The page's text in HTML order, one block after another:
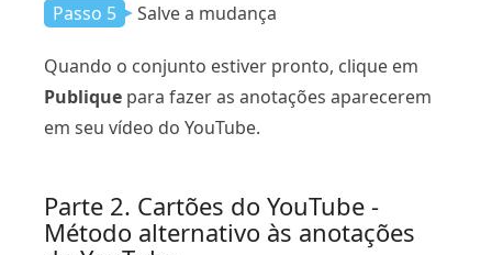
Passo 5 Salve a mudança
Quando o conjunto estiver pronto, clique em
Publique para fazer as anotações aparecerem
em seu vídeo do YouTube.
Parte 2. Cartões do YouTube -
Método alternativo às anotações